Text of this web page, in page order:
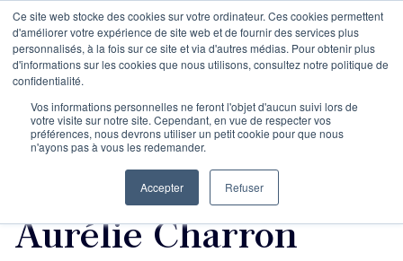
Ce site web stocke des cookies sur votre ordinateur. Ces cookies permettent
d'améliorer votre expérience de site web et de fournir des services plus
personnalisés, à la fois sur ce site et via d'autres médias. Pour obtenir plus
d'informations sur les cookies que nous utilisons, consultez notre politique de
confidentialité.
Vos informations personnelles ne feront l'objet d'aucun suivi lors de
votre visite sur notre site. Cependant, en vue de respecter vos
préférences, nous devrons utiliser un petit cookie pour que nous
n'ayons pas à vous les redemander.
Accepter Refuser
Événement à Nantes :
Comprendre le rôle
de l’éditeur avec
Aurélie Charron